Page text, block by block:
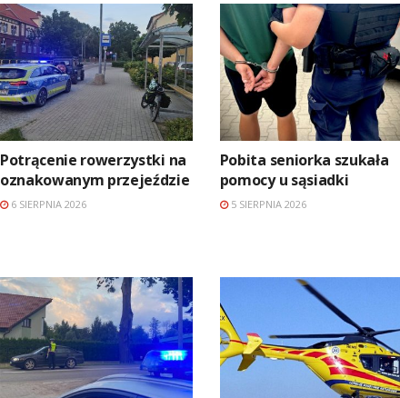
Potrącenie rowerzystki na
oznakowanym przejeździe
6 SIERPNIA 2026
Pobita seniorka szukała
pomocy u sąsiadki
5 SIERPNIA 2026